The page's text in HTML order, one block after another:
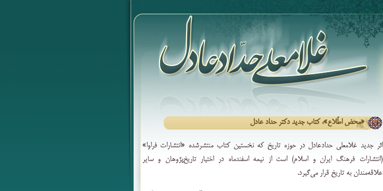
«محض اطّلاع»، کتاب جدید دکتر حداد عادل
اثر جدید غلامعلی حدادعادل در حوزه تاریخ که نخستین کتاب منتشرشده «انتشارات فراوا»
(انتشارات فرهنگ ایران و اسلام) است از نیمه اسفندماه در اختیار تاریخ‌پژوهان و سایر
علاقه‌مندان به تاریخ قرار می‌گیرد.